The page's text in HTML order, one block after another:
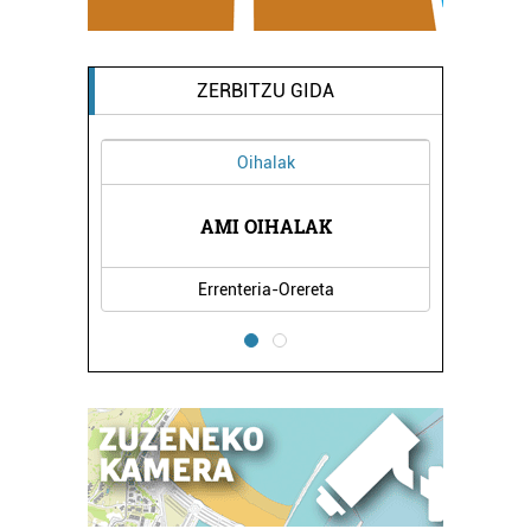
ZERBITZU GIDA
Oihalak
AMI OIHALAK
Errenteria-Orereta